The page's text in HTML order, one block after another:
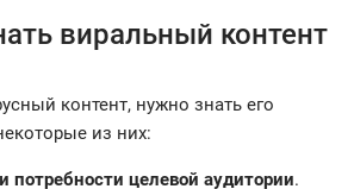
виральный контент
контент, нужно знать его
из них:
потребности целевой аудитории.